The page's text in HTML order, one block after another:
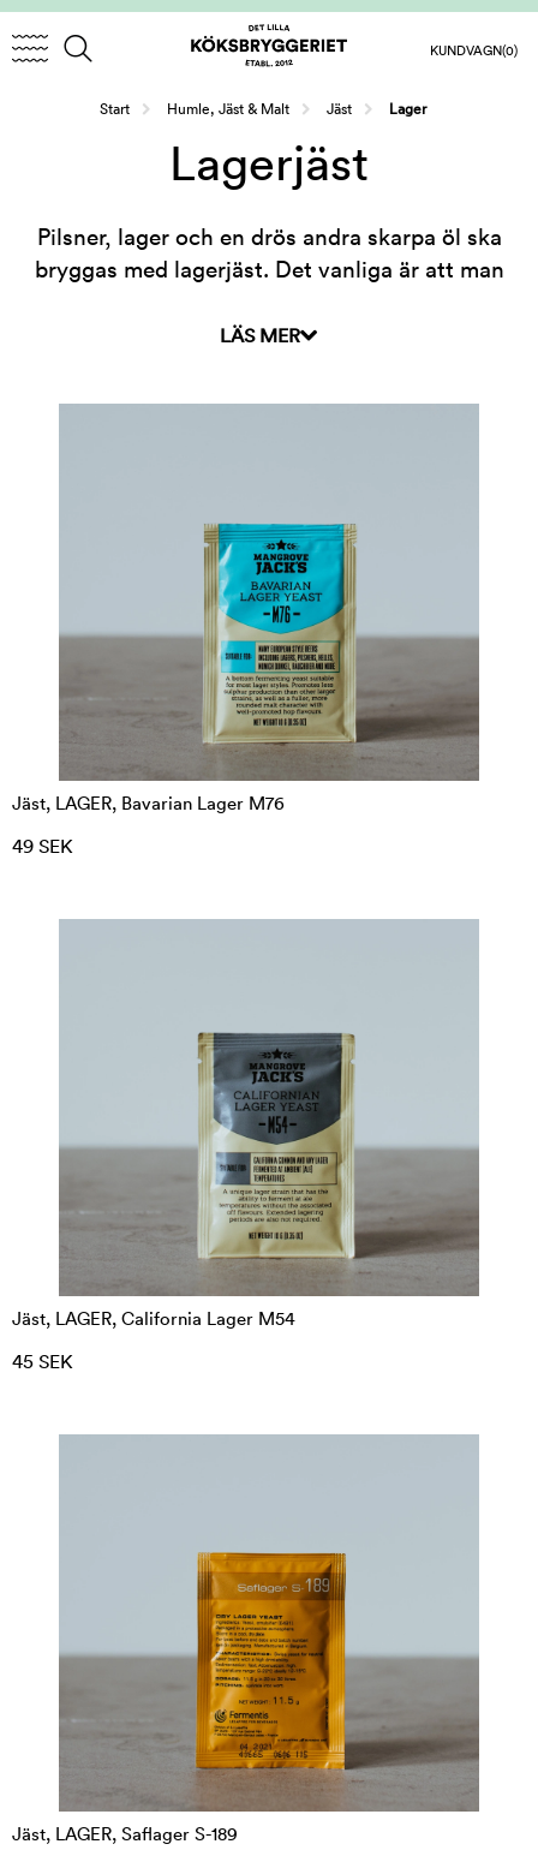
KUNDVAGN(0)
Start Humle, Jäst & Malt Jäst Lager
Lagerjäst
Pilsner, lager och en drös andra skarpa öl ska
bryggas med lagerjäst. Det vanliga är att man
ofta någonstans mellan 9-15 grader. Jästen
alejäst.
världen - Mangrove, Fermentis och Lallemand.
Jästen gör ölet, bryggaren gör vörten heter det.
Välj rätt jästsort till den stil du vill brygga och
glöm inte att kolla jästemperaturen.
All vår jäst är förvarad i kylutrymme, det tipset
vill vi även ge till er. Så fort ni har fått hem jästen,
lägg den i kylen så håller den bättre. Följ alltid
instruktionerna på jästpaketet när det gäller
dosering och förkultivering. Vill du boosta din
jäsprocess så hittar du övrig utrustning för
LÄS MER
Jäst, LAGER, Bavarian Lager M76
49 SEK
Jäst, LAGER, California Lager M54
45 SEK
Jäst, LAGER, Saflager S-189